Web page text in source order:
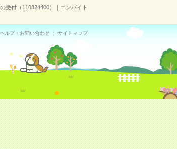
受付（110824400）｜エンバイト
ヘルプ・お問い合わせ サイトマップ